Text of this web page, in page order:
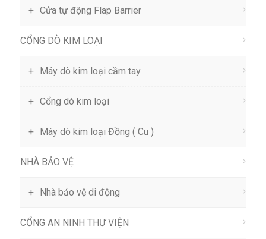
Cửa tự động Flap Barrier
CỔNG DÒ KIM LOẠI
Máy dò kim loại cầm tay
Cổng dò kim loại
Máy dò kim loại Đồng ( Cu )
NHÀ BẢO VỆ
Nhà bảo vệ di động
CỔNG AN NINH THƯ VIỆN